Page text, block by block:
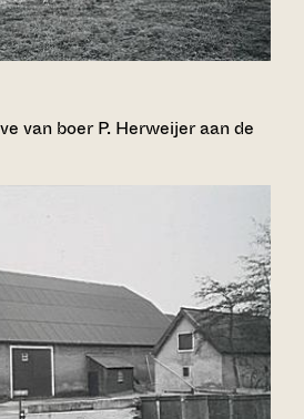
van boer P. Herweijer aan de